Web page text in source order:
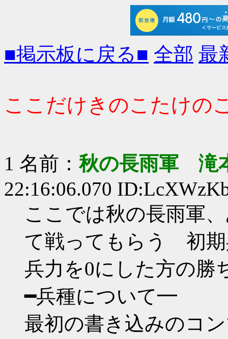
■掲示板に戻る■ 全部 最
ここだけきのこたけの
1 名前：秋の長雨軍 滝
22:16:06.070
ここでは秋の長雨軍
て戦ってもらう 初期
兵力を0にした方の勝
━兵種について━
最初の書き込みのコ